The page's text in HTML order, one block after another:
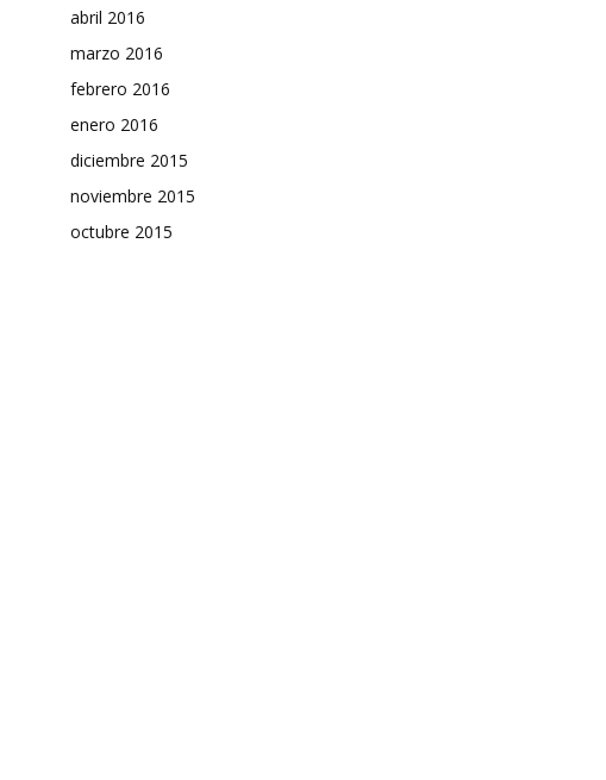
abril 2016
marzo 2016
febrero 2016
enero 2016
diciembre 2015
noviembre 2015
octubre 2015